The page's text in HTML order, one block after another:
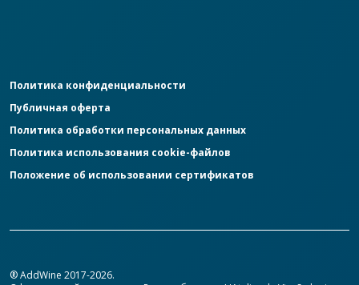
Политика конфиденциальности
Публичная оферта
Политика обработки персональных данных
Политика использования cookie-файлов
Положение об использовании сертификатов
® AddWine 2017-2026.